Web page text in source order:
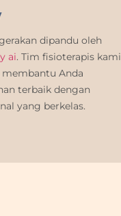
dipandu oleh
ai. Tim fisioterapis kami
Anda
terbaik dengan
yang berkelas.